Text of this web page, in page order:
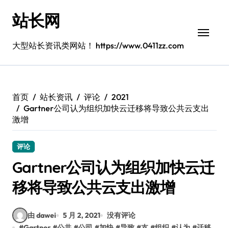
站长网
大型站长资讯类网站！ https://www.0411zz.com
首页 站长资讯 评论
2021
Gartner公司认为组织加快云迁移将导致公共云支出
激增
评论
Gartner公司认为组织加快云迁
移将导致公共云支出激增
由 dawei 5 月 2, 2021
没有评论